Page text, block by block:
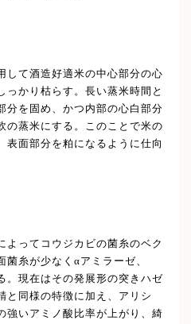
して酒造好適米の中心部分の心
っかり枯らす。長い蒸米時間と
分を固め、かつ内部の心白部分
の蒸米にする。このことで米の
表面部分を粕になるように仕向
よってコウジカビの菌糸のベク
菌糸が少なくαアミラーゼ、
。現在はその発展形の突きハゼ
と同様の特徴に加え、アリシ
強いアミノ酸比率が上がり、綺